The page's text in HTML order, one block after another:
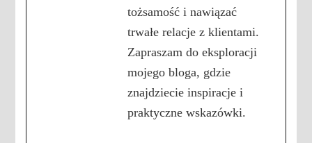
tożsamość i nawiązać
trwałe relacje z klientami.
Zapraszam do eksploracji
mojego bloga, gdzie
znajdziecie inspiracje i
praktyczne wskazówki.